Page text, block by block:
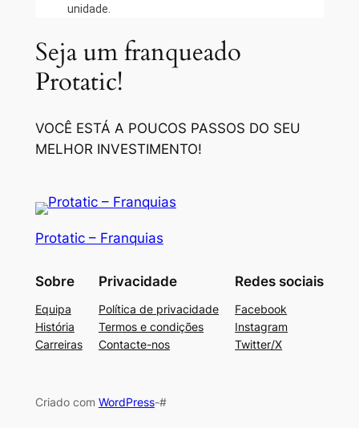
unidade.
Seja um franqueado
Protatic!
VOCÊ ESTÁ A POUCOS PASSOS DO SEU
MELHOR INVESTIMENTO!
Protatic – Franquias
Sobre
Equipa
História
Carreiras
Privacidade
Política de privacidade
Termos e condições
Contacte-nos
Redes sociais
Facebook
Instagram
Twitter/X
Criado com WordPress-#